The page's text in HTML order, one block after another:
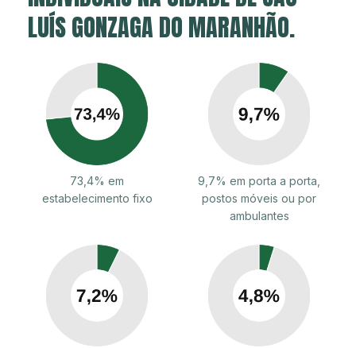
LUÍS GONZAGA DO MARANHÃO.
73,4% em
estabelecimento fixo
9,7% em porta a porta,
postos móveis ou por
ambulantes